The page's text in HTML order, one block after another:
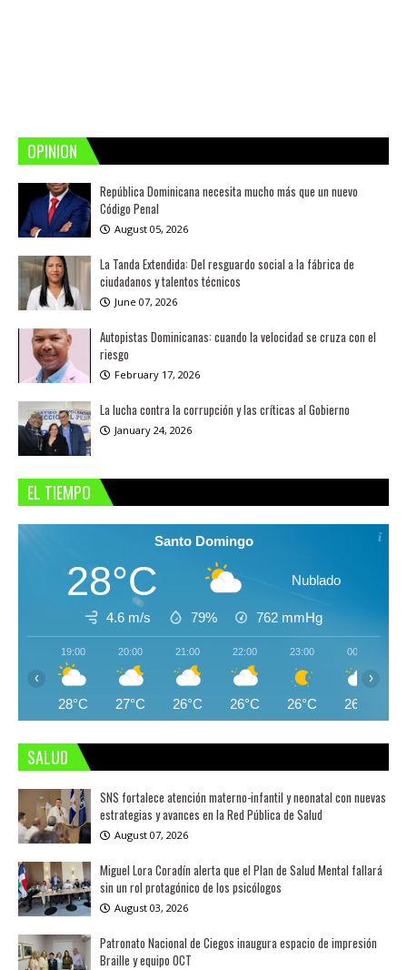
OPINION
República Dominicana necesita mucho más que un nuevo
Código Penal
August 05, 2026
La Tanda Extendida: Del resguardo social a la fábrica de
ciudadanos y talentos técnicos
June 07, 2026
Autopistas Dominicanas: cuando la velocidad se cruza con el
riesgo
February 17, 2026
La lucha contra la corrupción y las críticas al Gobierno
January 24, 2026
EL TIEMPO
Santo Domingo
28°C Nublado
4.6 m/s 79% 762 mmHg
19:00
28°C
20:00
27°C
21:00
26°C
22:00
26°C
23:00
26°C
00:00
26°C
‹ ›
SALUD
SNS fortalece atención materno-infantil y neonatal con nuevas
estrategias y avances en la Red Pública de Salud
August 07, 2026
Miguel Lora Coradín alerta que el Plan de Salud Mental fallará
sin un rol protagónico de los psicólogos
August 03, 2026
Patronato Nacional de Ciegos inaugura espacio de impresión
Braille y equipo OCT